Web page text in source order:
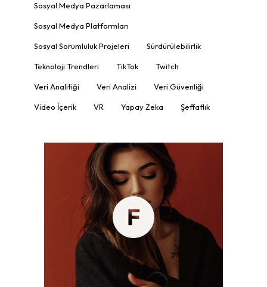
Sosyal Medya Pazarlaması
Sosyal Medya Platformları
Sosyal Sorumluluk Projeleri Sürdürülebilirlik
Teknoloji Trendleri TikTok Twitch
Veri Analitiği Veri Analizi Veri Güvenliği
Video İçerik VR Yapay Zeka Şeffaflık